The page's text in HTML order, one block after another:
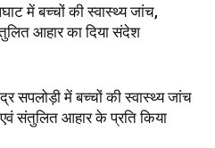
में बच्चों की स्वास्थ्य जांच,
आहार का दिया संदेश
सपलोड़ी में बच्चों की स्वास्थ्य जांच
संतुलित आहार के प्रति किया